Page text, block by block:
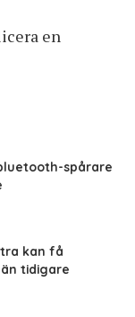
en
spårare
kan få
tidigare